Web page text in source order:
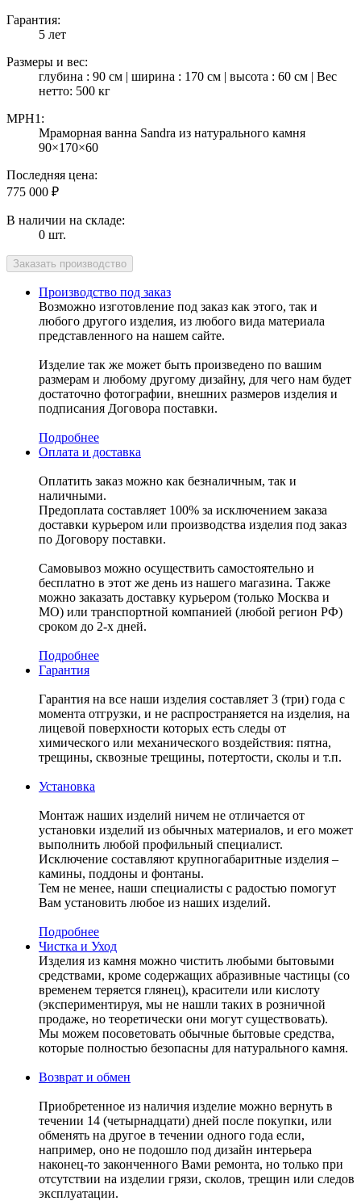
Гарантия:
5 лет
Размеры и вес:
глубина : 90 см | ширина : 170 см | высота : 60 см | Вес
нетто: 500 кг
MPH1:
Мраморная ванна Sandra из натурального камня
90×170×60
Последняя цена:
775 000 ₽
В наличии на складе:
0 шт.
Производство под заказ
Возможно изготовление под заказ как этого, так и
любого другого изделия, из любого вида материала
представленного на нашем сайте.
Изделие так же может быть произведено по вашим
размерам и любому другому дизайну, для чего нам будет
достаточно фотографии, внешних размеров изделия и
подписания Договора поставки.
Подробнее
Оплата и доставка
Оплатить заказ можно как безналичным, так и
наличными.
Предоплата составляет 100% за исключением заказа
доставки курьером или производства изделия под заказ
по Договору поставки.
Самовывоз можно осуществить самостоятельно и
бесплатно в этот же день из нашего магазина. Также
можно заказать доставку курьером (только Москва и
МО) или транспортной компанией (любой регион РФ)
сроком до 2-х дней.
Подробнее
Гарантия
Гарантия на все наши изделия составляет 3 (три) года с
момента отгрузки, и не распространяется на изделия, на
лицевой поверхности которых есть следы от
химического или механического воздействия: пятна,
трещины, сквозные трещины, потертости, сколы и т.п.
Установка
Монтаж наших изделий ничем не отличается от
установки изделий из обычных материалов, и его может
выполнить любой профильный специалист.
Исключение составляют крупногабаритные изделия –
камины, поддоны и фонтаны.
Тем не менее, наши специалисты с радостью помогут
Вам установить любое из наших изделий.
Подробнее
Чистка и Уход
Изделия из камня можно чистить любыми бытовыми
средствами, кроме содержащих абразивные частицы (со
временем теряется глянец), красители или кислоту
(экспериментируя, мы не нашли таких в розничной
продаже, но теоретически они могут существовать).
Мы можем посоветовать обычные бытовые средства,
которые полностью безопасны для натурального камня.
Возврат и обмен
Приобретенное из наличия изделие можно вернуть в
течении 14 (четырнадцати) дней после покупки, или
обменять на другое в течении одного года если,
например, оно не подошло под дизайн интерьера
наконец-то законченного Вами ремонта, но только при
отсутствии на изделии грязи, сколов, трещин или следов
эксплуатации.